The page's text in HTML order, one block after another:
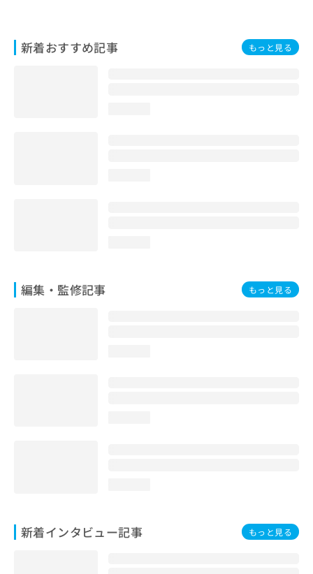
新着おすすめ記事 もっと見る
編集・監修記事 もっと見る
新着インタビュー記事 もっと見る